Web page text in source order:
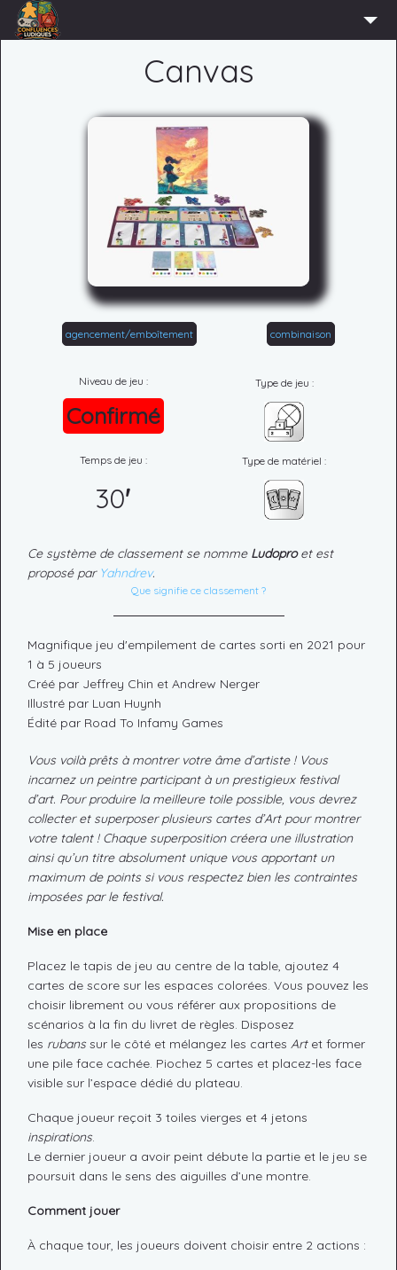
Canvas
agencement/emboîtement combinaison
Niveau de jeu :
Confirmé
Type de jeu :
Temps de jeu :
30'
Type de matériel :
Ce système de classement se nomme Ludoproet est
proposé par Yahndrev.
Que signifie ce classement ?
Magnifique jeu d'empilement de cartes sorti en 2021 pour
1 à 5 joueurs
Créé par Jeffrey Chin et Andrew Nerger
Illustré par Luan Huynh
Édité par Road To Infamy Games
Vous voilà prêts à montrer votre âme d’artiste ! Vous
incarnez un peintre participant à un prestigieux festival
d’art. Pour produire la meilleure toile possible, vous devrez
collecter et superposer plusieurs cartes d’Art pour montrer
votre talent ! Chaque superposition créera une illustration
ainsi qu’un titre absolument unique vous apportant un
maximum de points si vous respectez bien les contraintes
imposées par le festival.
Mise en place
Placez le tapis de jeu au centre de la table, ajoutez 4
cartes de score sur les espaces colorées. Vous pouvez les
choisir librement ou vous référer aux propositions de
scénarios à la fin du livret de règles. Disposez
les rubanssur le côté et mélangez les cartes Art et former
une pile face cachée. Piochez 5 cartes et placez-les face
visible sur l’espace dédié du plateau.
Chaque joueur reçoit 3 toiles vierges et 4 jetons
inspirations.
Le dernier joueur a avoir peint débute la partie et le jeu se
poursuit dans le sens des aiguilles d’une montre.
Comment jouer
À chaque tour, les joueurs doivent choisir entre 2 actions :